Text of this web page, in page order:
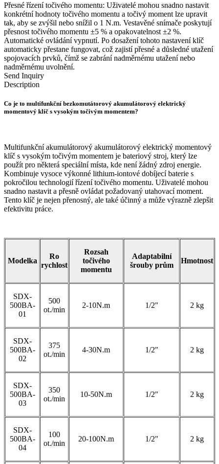
Přesné řízení točivého momentu: Uživatelé mohou snadno nastavit
konkrétní hodnoty točivého momentu a točivý moment lze upravit
tak, aby se zvýšil nebo snížil o 1 N.m. Vestavěné snímače poskytují
přesnost točivého momentu ±5 % a opakovatelnost ±2 %.
Automatické ovládání vypnutí. Po dosažení tohoto nastavení klíč
automaticky přestane fungovat, což zajistí přesné a důsledné utažení
spojovacích prvků, čímž se zabrání nadměrnému utažení nebo
nadměrnému uvolnění.
Send Inquiry
Description
Co je to multifunkční bezkomutátorový akumulátorový elektrický
momentový klíč s vysokým točivým momentem?
Multifunkční akumulátorový akumulátorový elektrický momentový
klíč s vysokým točivým momentem je bateriový stroj, který lze
použít pro některá speciální místa, kde není žádný zdroj energie.
Kombinuje vysoce výkonné lithium-iontové dobíjecí baterie s
pokročilou technologií řízení točivého momentu. Uživatelé mohou
snadno nastavit a přesně ovládat požadovaný utahovací moment.
Tento klíč je nejen přenosný, ale také účinný a může výrazně zlepšit
efektivitu práce.
Modelka
Ro
rychlost
Rozsah
točivého
momentu
Adaptabilní
šrouby prům
Hmotnost
SDX-
500BA-
01
500
ot./min
2-10N.m 1/2" 2 kg
SDX-
500BA-
02
375
ot./min
4-30N.m 1/2" 2 kg
SDX-
500BA-
03
350
ot./min
10-50N.m 1/2" 2 kg
SDX-
500BA-
04
100
ot./min
20-100N.m 1/2" 2 kg